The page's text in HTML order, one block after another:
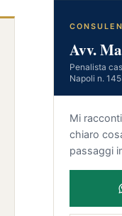
Avv.
Penalista
Napoli n.
Mi
chiaro
passaggi